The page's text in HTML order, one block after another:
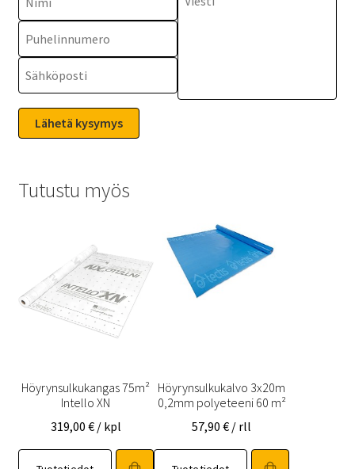
Tutustu myös
Höyrynsulkukangas 75m²
Intello XN
319,00 € / kpl
Höyrynsulkukalvo 3x20m
0,2mm polyeteeni 60 m²
57,90€ / rll